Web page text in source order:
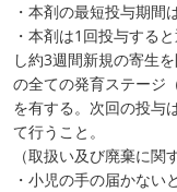
・本剤の最短投与期間
・本剤は1回投与する
し約3週間新規の寄生
の全ての発育ステージ
を有する。次回の投与
て行うこと。
（取扱い及び廃棄に関
・小児の手の届かない